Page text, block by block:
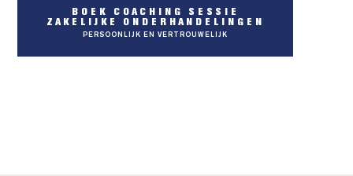
BOEK COACHING SESSIE
ZAKELIJKE ONDERHANDELINGEN
PERSOONLIJK EN VERTROUWELIJK